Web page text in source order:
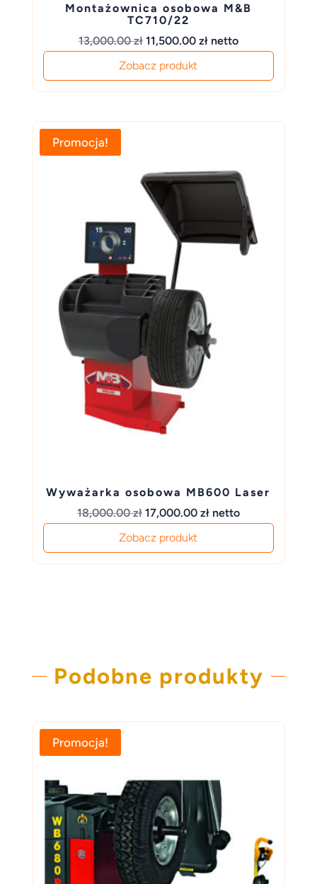
Montażownica osobowa M&B
TC710/22
13,000.00zł Pierwotna
wynosiła:
13,000.00 zł.
11,500.00 złAktualna
11,500.00 zł.
netto
Zobacz produkt
Promocja!
Wyważarka osobowa MB600 Laser
18,000.00zł Pierwotna
wynosiła:
18,000.00 zł.
17,000.00 złAktualna
17,000.00 zł.
netto
Zobacz produkt
Podobne produkty
Promocja!